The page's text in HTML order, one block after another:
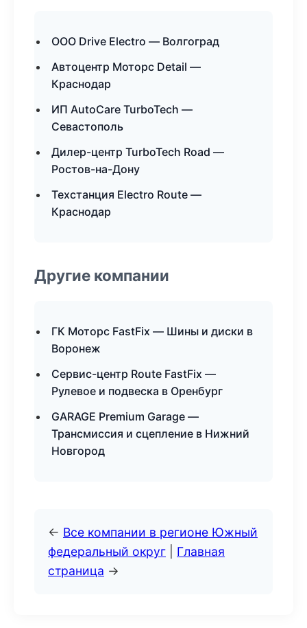
ООО Drive Electro — Волгоград
Автоцентр Моторс Detail —
Краснодар
ИП AutoCare TurboTech —
Севастополь
Дилер-центр TurboTech Road —
Ростов-на-Дону
Техстанция Electro Route —
Краснодар
Другие компании
ГК Моторс FastFix — Шины и диски в
Воронеж
Сервис-центр Route FastFix —
Рулевое и подвеска в Оренбург
GARAGE Premium Garage —
Трансмиссия и сцепление в Нижний
Новгород
← Все компании в регионе Южный
федеральный округ
Главная
страница →